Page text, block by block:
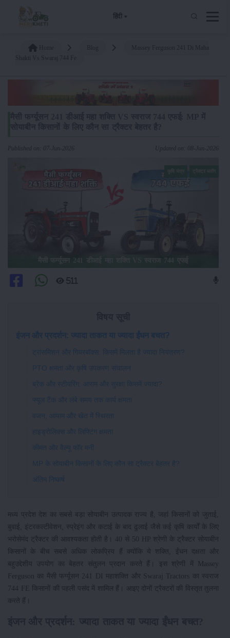
हिंदी
Published on: 07-Jun-2026 Updated on: 08-Jun-2026
मैसी फर्ग्यूसन 241 डीआई महा शक्ति VS स्वराज 744 एफई
511
इंजन और प्रदर्शन: ज्यादा ताकत या ज्यादा ईंधन बचत?
ट्रांसमिशन और गियरबॉक्स: किसमें मिलता है ज्यादा नियंत्रण?
PTO क्षमता और कृषि उपकरण संचालन
ब्रेक और स्टीयरिंग: आराम और सुरक्षा किसमें ज्यादा?
फ्यूल टैंक और लंबे समय तक कार्य क्षमता
वजन, आयाम और खेत में स्थिरता
हाइड्रोलिक्स और लिफ्टिंग क्षमता
कीमत और वैल्यू फॉर मनी
MP के सोयाबीन किसानों के लिए कौन सा ट्रैक्टर बेहतर है?
अंतिम निष्कर्ष
मध्य प्रदेश देश का सबसे बड़ा सोयाबीन उत्पादक राज्य है, जहां किसानों को जुताई,
बुवाई, इंटरकल्टीवेशन, स्प्रेइंग और कटाई के बाद ढुलाई जैसे कई कृषि कार्यों के लिए
भरोसेमंद ट्रैक्टर की आवश्यकता होती है। 40 से 50 HP श्रेणी के ट्रैक्टर सोयाबीन
किसानों के बीच सबसे अधिक लोकप्रिय हैं क्योंकि ये शक्ति, ईंधन दक्षता और
बहुउद्देशीय उपयोग का बेहतर संतुलन प्रदान करते हैं। इस श्रेणी में Massey
Ferguson का मैसी फर्ग्यूसन 241 DI महाशक्ति और Swaraj Tractors का स्वराज
744 FE किसानों की पहली पसंद में शामिल हैं। आइए दोनों ट्रैक्टरों की विस्तृत तुलना
करते हैं।